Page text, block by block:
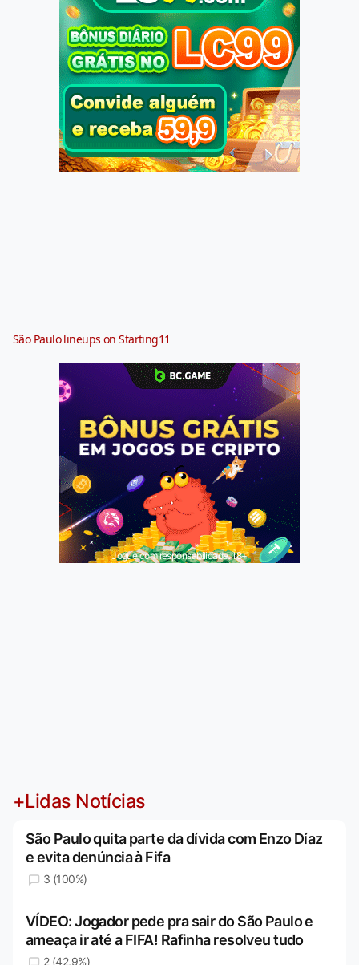
São Paulo lineups on Starting11
Jogue com responsabilidade. 18+
+Lidas Notícias
São Paulo quita parte da dívida com Enzo Díaz
e evita denúncia à Fifa
3 (100%)
VÍDEO: Jogador pede pra sair do São Paulo e
ameaça ir até a FIFA! Rafinha resolveu tudo
2 (42,9%)